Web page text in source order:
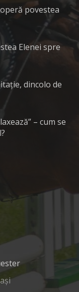
povestea
Elenei spre
dincolo de
– cum se